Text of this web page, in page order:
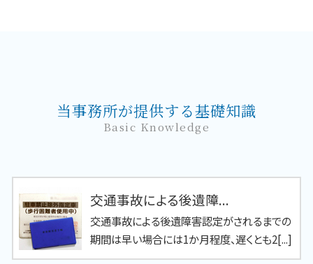
当事務所が提供する基礎知識
Basic Knowledge
交通事故による後遺障...
交通事故による後遺障害認定がされるまでの
期間は早い場合には1か月程度、遅くとも2[...]